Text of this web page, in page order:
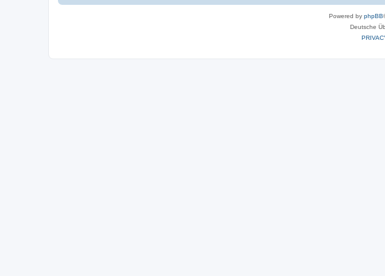
Powered by phpBB
Deutsche